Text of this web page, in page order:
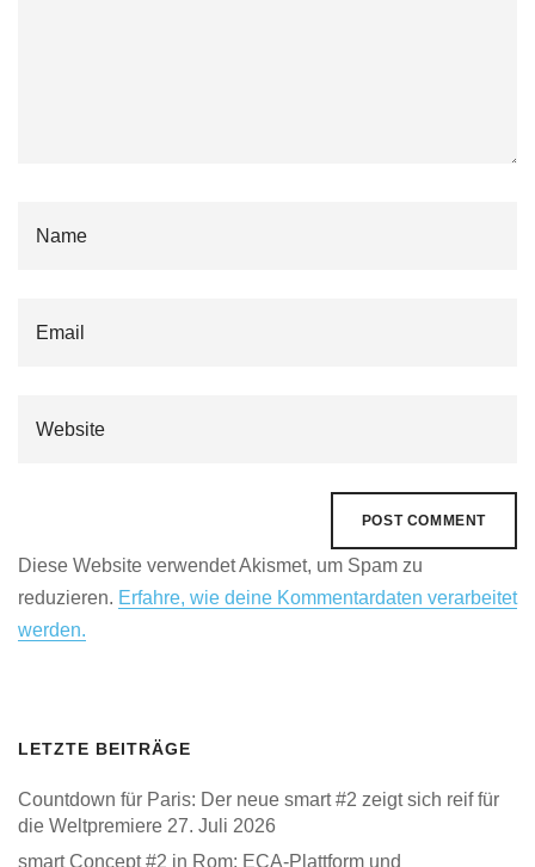
Diese Website verwendet Akismet, um Spam zu
reduzieren. Erfahre, wie deine Kommentardaten verarbeitet
werden.
LETZTE BEITRÄGE
Countdown für Paris: Der neue smart #2 zeigt sich reif für
die Weltpremiere 27. Juli 2026
smart Concept #2 in Rom: ECA-Plattform und